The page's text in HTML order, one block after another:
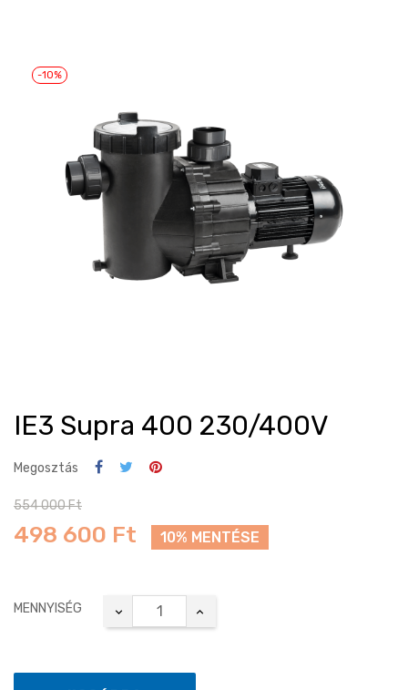
-10%
IE3 Supra 400 230/400V
Megosztás
554 000 Ft
498 600 Ft 10% MENTÉSE
MENNYISÉG